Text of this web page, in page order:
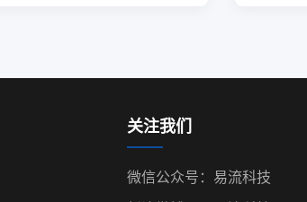
关注我们
微信公众号：易流科技